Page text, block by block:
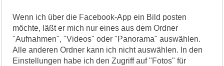
Wenn ich über die Facebook-App ein Bild posten
möchte, läßt er mich nur eines aus dem Ordner
"Aufnahmen", "Videos" oder "Panorama" auswählen.
Alle anderen Ordner kann ich nicht auswählen. In den
Einstellungen habe ich den Zugriff auf "Fotos" für